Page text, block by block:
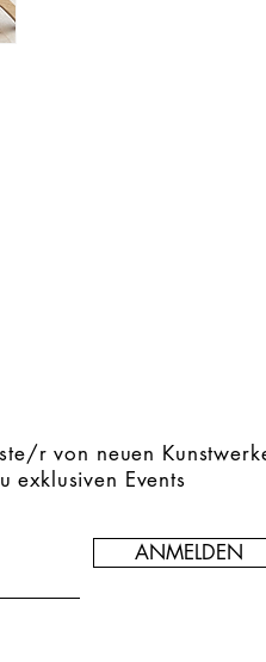
r von neuen
exklusiven Events
ANMELDEN